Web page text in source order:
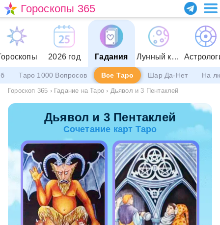
Гороскопы 365
2026 год Гадания Лунный календарь
Таро 1000 Вопросов Все Таро Шар Да-Нет На
Гороскоп 365 › Гадание на Таро › Дьявол и 3 Пентаклей
Дьявол и 3 Пентаклей
Сочетание карт Таро